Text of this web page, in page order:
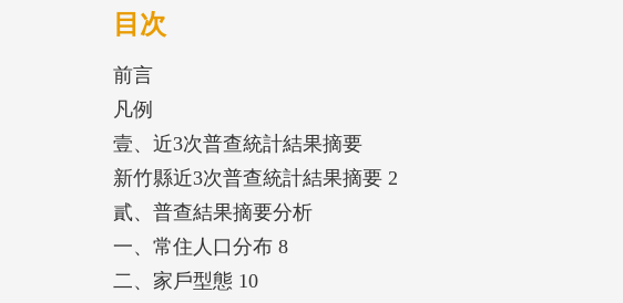
目次
前言
凡例
壹、近3次普查統計結果摘要
新竹縣近3次普查統計結果摘要 2
貳、普查結果摘要分析
一、常住人口分布 8
二、家戶型態 10